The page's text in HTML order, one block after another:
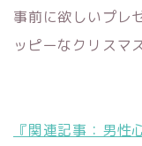
事前に欲しいプレ
ッピーなクリスマ
『関連記事：男性